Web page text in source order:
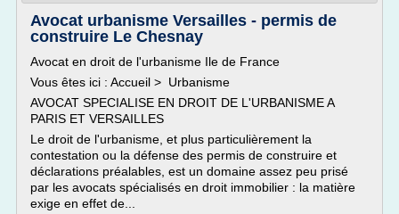
Avocat urbanisme Versailles - permis de
construire Le Chesnay
Avocat en droit de l'urbanisme Ile de France
Vous êtes ici : Accueil > Urbanisme
AVOCAT SPECIALISE EN DROIT DE L'URBANISME A
PARIS ET VERSAILLES
Le droit de l'urbanisme, et plus particulièrement la
contestation ou la défense des permis de construire et
déclarations préalables, est un domaine assez peu prisé
par les avocats spécialisés en droit immobilier : la matière
exige en effet de...